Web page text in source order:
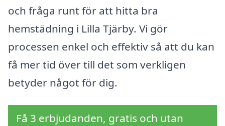
och fråga runt för att hitta bra
hemstädning i Lilla Tjärby. Vi gör
processen enkel och effektiv så att du kan
få mer tid över till det som verkligen
betyder något för dig.
Få 3 erbjudanden, gratis och utan